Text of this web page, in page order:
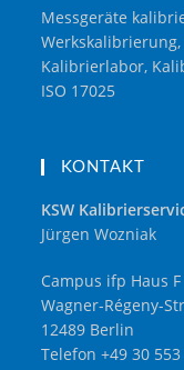
Messgeräte
Kalibrierlabor,
ISO 17025
KONTAKT
KSW
Jürgen Wozniak
Campus ifp Haus F
Wagner-Régeny-
12489 Berlin
Telefon +49 30